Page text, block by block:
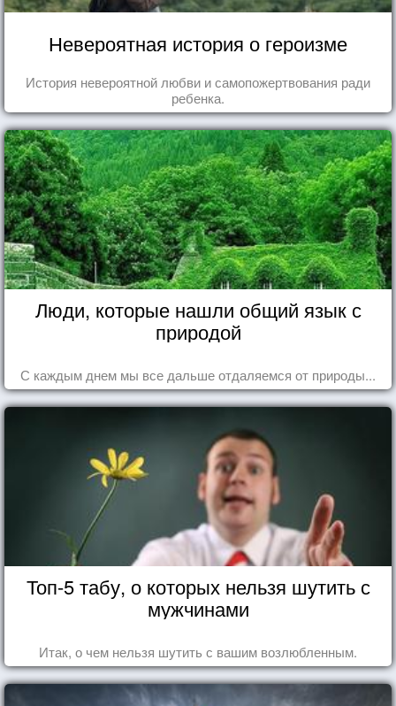
Невероятная история о героизме
История невероятной любви и самопожертвования ради
ребенка.
Люди, которые нашли общий язык с
природой
С каждым днем мы все дальше отдаляемся от природы...
Топ-5 табу, о которых нельзя шутить с
мужчинами
Итак, о чем нельзя шутить с вашим возлюбленным.